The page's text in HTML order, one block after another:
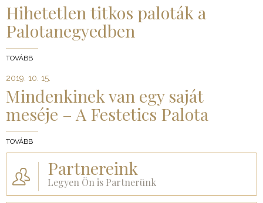
Hihetetlen titkos paloták a
Palotanegyedben
TOVÁBB
2019. 10. 15.
Mindenkinek van egy saját
meséje – A Festetics Palota
TOVÁBB
Partnereink
Legyen Ön is Partnerünk